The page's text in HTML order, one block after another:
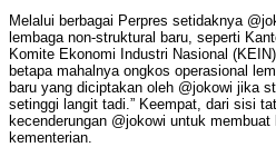
Melalui berbagai Perpres setidaknya
lembaga non-struktural baru, seperti
Komite Ekonomi Industri Nasional
betapa mahalnya ongkos operasional
baru yang diciptakan oleh @jokowi jika
setinggi langit tadi.” Keempat, dari sisi
kecenderungan @jokowi untuk
kementerian.